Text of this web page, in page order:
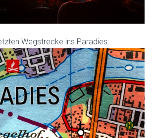
Wegstrecke ins Paradies: